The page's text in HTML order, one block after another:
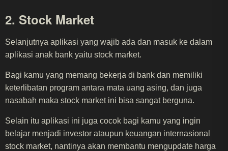
2. Stock Market
Selanjutnya aplikasi yang wajib ada dan masuk ke dalam
aplikasi anak bank yaitu stock market.
Bagi kamu yang memang bekerja di bank dan memiliki
keterlibatan program antara mata uang asing, dan juga
nasabah maka stock market ini bisa sangat berguna.
Selain itu aplikasi ini juga cocok bagi kamu yang ingin
belajar menjadi investor ataupun keuangan internasional
stock market, nantinya akan membantu mengupdate harga